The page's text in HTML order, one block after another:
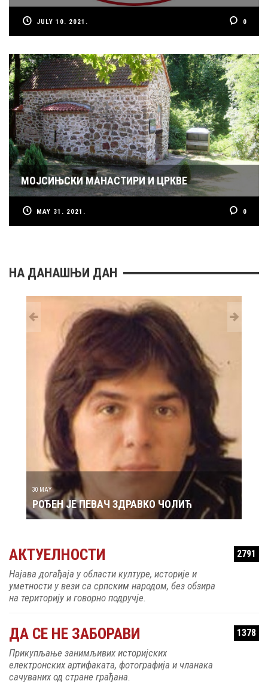
JULY 10. 2021. 0
МОЈСИЊСКИ МАНАСТИРИ И ЦРКВЕ
MAY 31. 2021. 0
НА ДАНАШЊИ ДАН
30 MAY
РОЂЕН ЈЕ ПЕВАЧ ЗДРАВКО ЧОЛИЋ
АКТУЕЛНОСТИ 2791
Најава догађаја у области културе, историје и
уметности у вези са српским народом, без обзира
на територију и говорно подручје.
ДА СЕ НЕ ЗАБОРАВИ 1378
Прикупљање занимљивих историјских
електронских артифаката, фотографија и чланака
сачуваних од стране грађана.